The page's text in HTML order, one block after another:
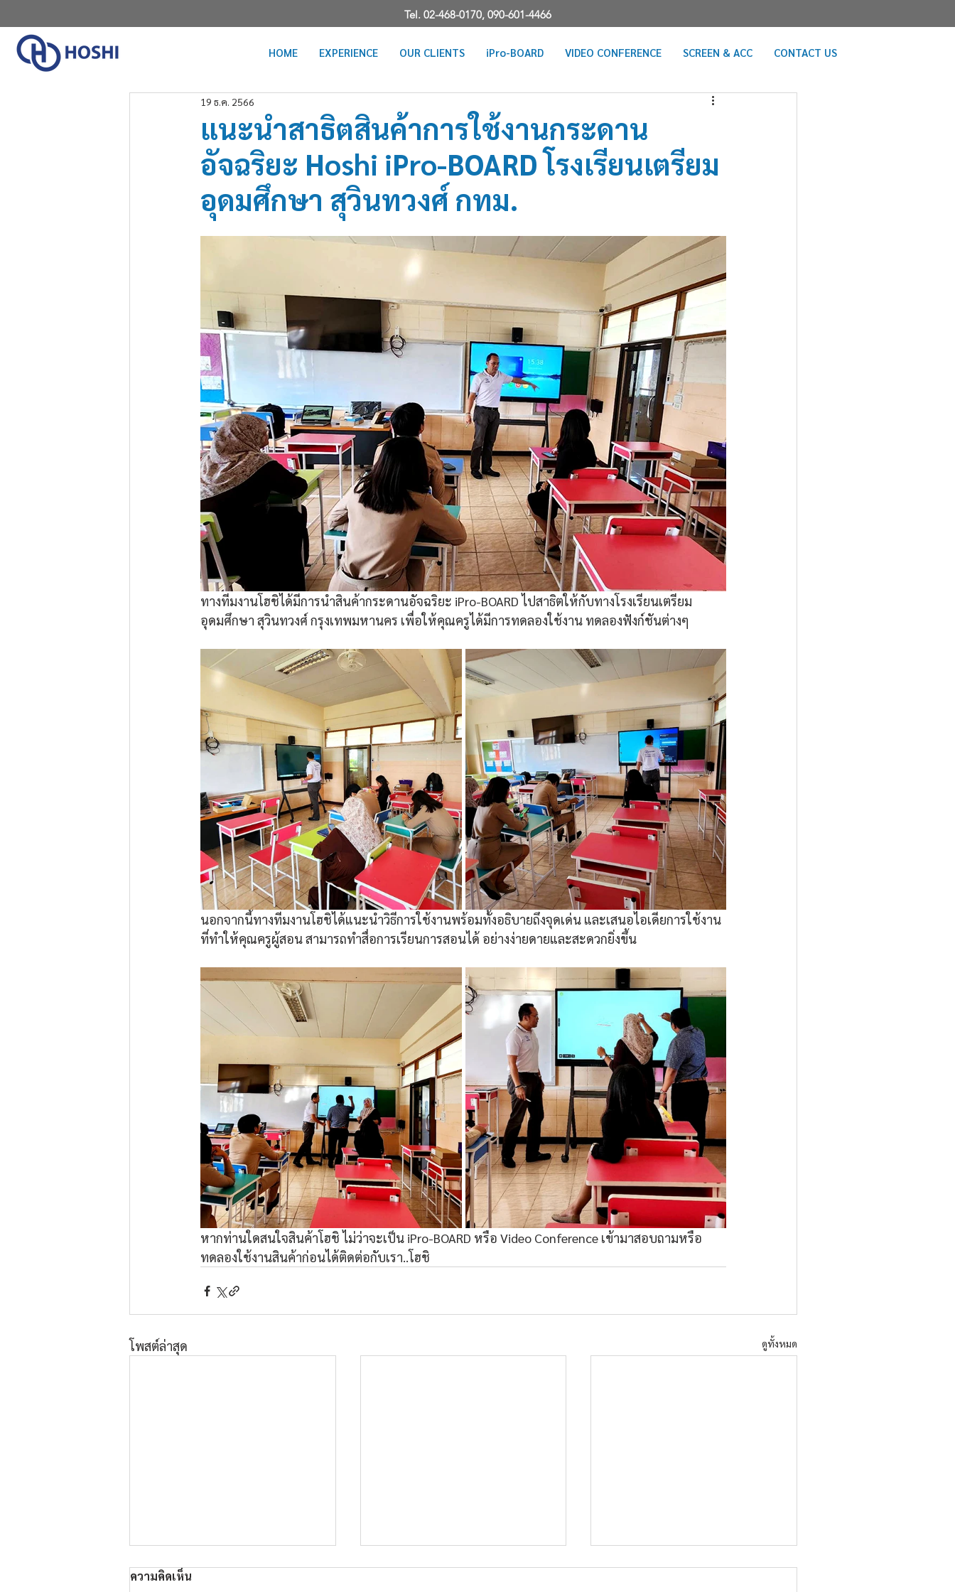
Tel. 02-468-0170, 090-601-4466
HOME EXPERIENCE OUR CLIENTS iPro-BOARD VIDEO CONFERENCE SCREEN & ACC CONTACT US
แนะนำสาธิตสินค้าการใช้งานกระดาน
อัจฉริยะ Hoshi iPro-BOARD โรงเรียนเตรียม
อุดมศึกษา สุวินทวงศ์ กทม.
19 ธ.ค. 2566
ทางทีมงานโฮชิได้มีการนำสินค้ากระดานอัจฉริยะ iPro-BOARD ไปสาธิตให้กับทางโรงเรียนเตรียม
อุดมศึกษา สุวินทวงศ์ กรุงเทพมหานคร เพื่อให้คุณครูได้มีการทดลองใช้งาน ทดลองฟังก์ชันต่างๆ
นอกจากนี้ทางทีมงานโฮชิได้แนะนำวิธีการใช้งานพร้อมทั้งอธิบายถึงจุดเด่น และเสนอไอเดียการใช้งาน
ที่ทำให้คุณครูผู้สอน สามารถทำสื่อการเรียนการสอนได้ อย่างง่ายดายและสะดวกยิ่งขึ้น
หากท่านใดสนใจสินค้าโฮชิ ไม่ว่าจะเป็น iPro-BOARD หรือ Video Conference เข้ามาสอบถามหรือ
ทดลองใช้งานสินค้าก่อนได้ติดต่อกับเรา..โฮชิ
โพสต์ล่าสุด ดูทั้งหมด
ความคิดเห็น